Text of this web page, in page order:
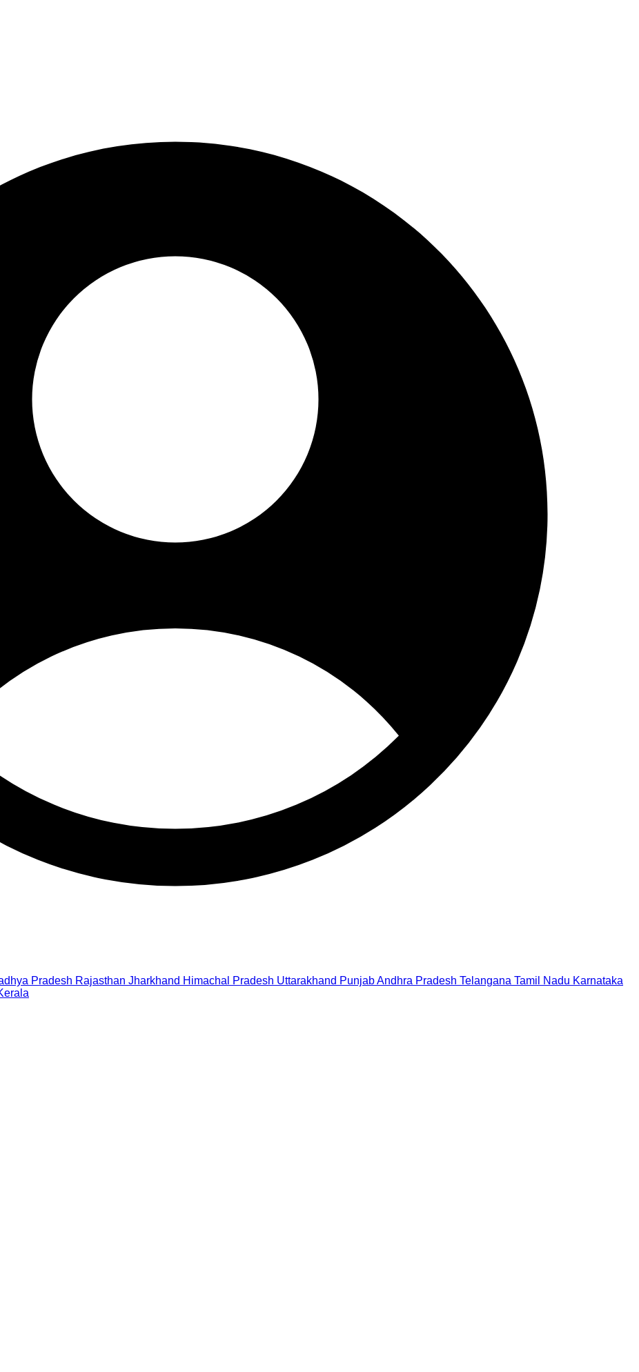
Pradesh Rajasthan Jharkhand Himachal Pradesh Uttarakhand PunjabAndhra Pradesh Telangana Tamil Nadu Karnataka